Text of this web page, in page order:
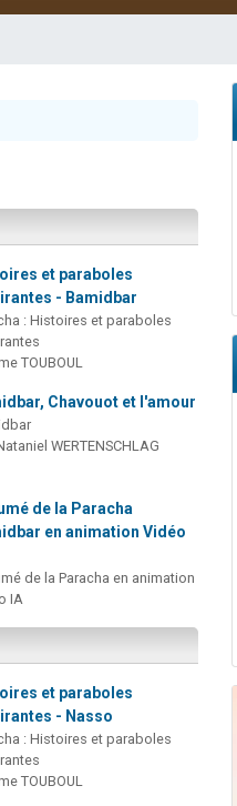
et paraboles
- Bamidbar
: Histoires et paraboles
TOUBOUL
Chavouot et l'amour
WERTENSCHLAG
de la Paracha
en animation Vidéo
de la Paracha en animation
IA
et paraboles
- Nasso
: Histoires et paraboles
TOUBOUL